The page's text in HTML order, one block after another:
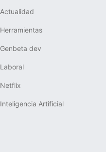
Actualidad
Herramientas
Genbeta dev
Laboral
Netflix
Inteligencia Artificial